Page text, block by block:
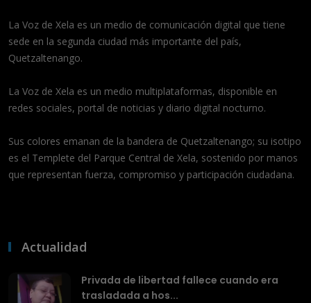
La Voz de Xela es un medio de comunicación digital que tiene
sede en la segunda ciudad más importante del país,
Quetzaltenango.
La Voz de Xela es un medio multiplataformas, disponible en
redes sociales, portal de noticias y diario digital nocturno.
Sus colores emanan de la bandera de Quetzaltenango; su isotipo
es el Templete del Parque Central de Xela, sostenido por manos
que representan fuerza, compromiso y participación ciudadana.
Actualidad
Privada de libertad fallece cuando era
trasladada a hos...